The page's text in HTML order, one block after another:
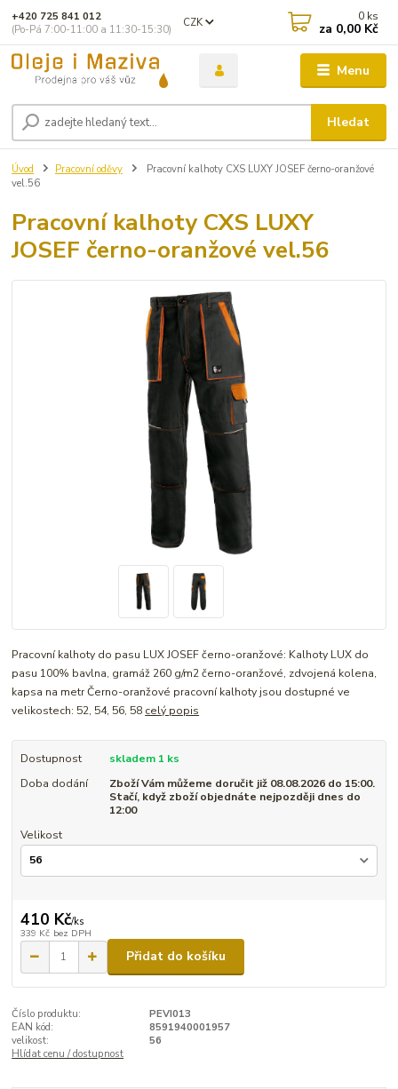
Menu
CZK
Hledat
+420 725 841 012
(Po-Pá 7:00-11:00 a 11:30-15:30)
0 ks
za 0,00 Kč
Úvod Pracovní oděvy
Pracovní kalhoty CXS LUXY JOSEF černo-oranžové
vel.56
Pracovní kalhoty CXS LUXY
JOSEF černo-oranžové vel.56
Pracovní kalhoty do pasu LUX JOSEF černo-oranžové: Kalhoty LUX do
pasu 100% bavlna, gramáž 260 g/m2 černo-oranžové, zdvojená kolena,
kapsa na metr Černo-oranžové pracovní kalhoty jsou dostupné ve
velikostech: 52, 54, 56, 58 celý popis
Dostupnost
skladem 1 ks
Doba dodání
Zboží Vám můžeme doručit již 08.08.2026 do 15:00.
Stačí, když zboží objednáte nejpozději dnes do
12:00
Velikost
410 Kč/ks
339 Kč bez DPH
Přidat do košíku
Číslo produktu:
PEVI013
EAN kód:
8591940001957
velikost:
56
Hlídat cenu / dostupnost